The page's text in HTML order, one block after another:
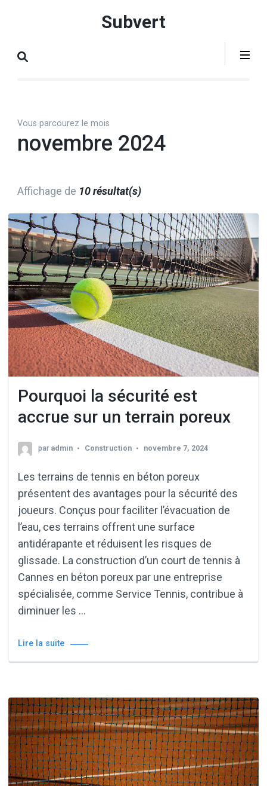
(Pressez
Subvert
Vous parcourez le mois
novembre 2024
Affichage de 10 résultat(s)
Pourquoi la sécurité est
accrue sur un terrain poreux
par admin Construction novembre 7, 2024
Les terrains de tennis en béton poreux
présentent des avantages pour la sécurité des
joueurs. Conçus pour faciliter l’évacuation de
l’eau, ces terrains offrent une surface
antidérapante et réduisent les risques de
glissade. La construction d’un court de tennis à
Cannes en béton poreux par une entreprise
spécialisée, comme Service Tennis, contribue à
diminuer les …
Lire la suite